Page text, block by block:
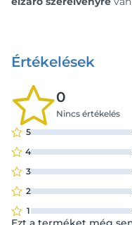
Értékelések
0
Nincs értékelés
5
4
3
2
1